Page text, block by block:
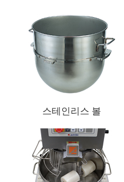
스테인리스 볼